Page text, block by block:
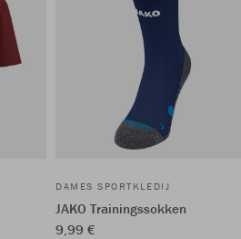
DAMES SPORTKLEDIJ
JAKO Trainingssokken
9,99 €